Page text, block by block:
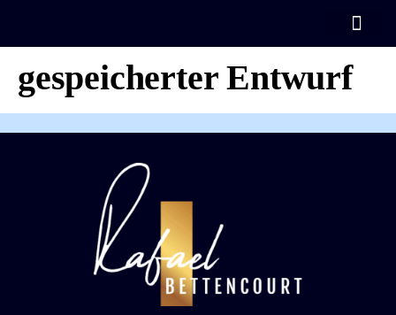
gespeicherter Entwurf